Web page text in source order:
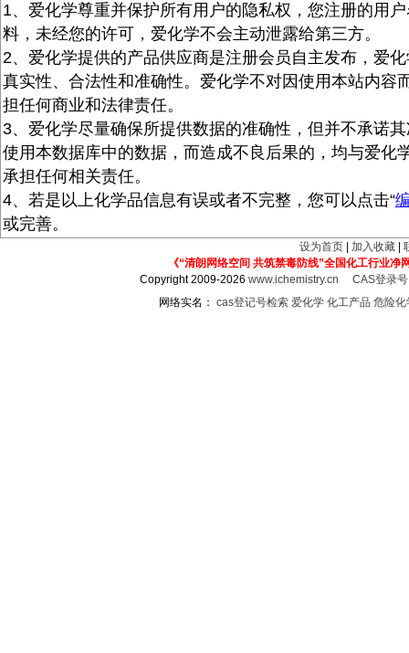
1、爱化学尊重并保护所有用户的隐私权，您注册的用
料，未经您的许可，爱化学不会主动泄露给第三方。
2、爱化学提供的产品供应商是注册会员自主发布，爱
真实性、合法性和准确性。爱化学不对因使用本站内容
担任何商业和法律责任。
3、爱化学尽量确保所提供数据的准确性，但并不承诺
使用本数据库中的数据，而造成不良后果的，均与爱化
承担任何相关责任。
4、若是以上化学品信息有误或者不完整，您可以点击“
或完善。
设为首页 加入收藏
《“清朗网络空间 共筑禁毒防线”全国化工行业净
Copyright 2009-2026www.ichemistry.cn
CAS登录
网络实名： cas登记号检索 爱化学 化工产品 危险化